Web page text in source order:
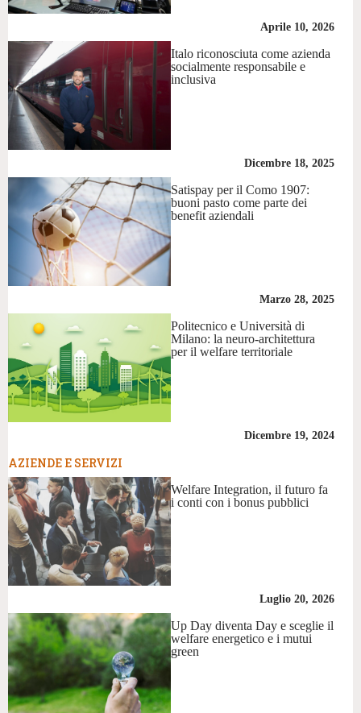
Aprile 10, 2026
Italo riconosciuta come azienda
socialmente responsabile e
inclusiva
Dicembre 18, 2025
Satispay per il Como 1907:
buoni pasto come parte dei
benefit aziendali
Marzo 28, 2025
Politecnico e Università di
Milano: la neuro-architettura
per il welfare territoriale
Dicembre 19, 2024
AZIENDE E SERVIZI
Welfare Integration, il futuro fa
i conti con i bonus pubblici
Luglio 20, 2026
Up Day diventa Day e sceglie il
welfare energetico e i mutui
green